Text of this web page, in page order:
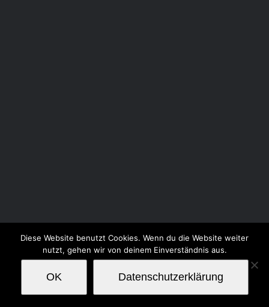
Diese Website benutzt Cookies. Wenn du die Website weiter
nutzt, gehen wir von deinem Einverständnis aus.
OK Datenschutzerklärung